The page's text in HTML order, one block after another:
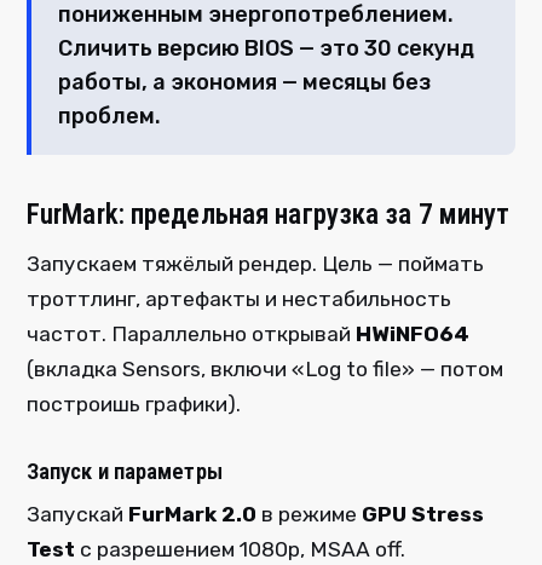
пониженным энергопотреблением.
Сличить версию BIOS — это 30 секунд
работы, а экономия — месяцы без
проблем.
FurMark: предельная нагрузка за 7 минут
Запускаем тяжёлый рендер. Цель — поймать
троттлинг, артефакты и нестабильность
частот. Параллельно открывай HWiNFO64
(вкладка Sensors, включи «Log to file» — потом
построишь графики).
Запуск и параметры
Запускай FurMark 2.0 в режиме GPU Stress
Test с разрешением 1080p, MSAA off.